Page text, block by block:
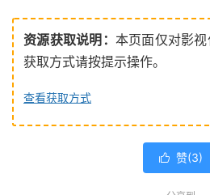
资源获取说明： 本页面仅对影视
获取方式请按提示操作。
查看获取方式
 赞(3)